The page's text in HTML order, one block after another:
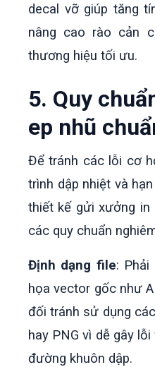
decal vỡ giúp tăng
nâng cao rào cản
thương hiệu tối ưu.
5. Quy
ep nhũ
Để tránh các lỗi cơ
trình dập nhiệt và
thiết kế gửi xưởng in
các quy chuẩn
Định dạng file:
họa vector gốc như
đối tránh sử dụng
hay PNG vì dễ gây
đường khuôn dập.